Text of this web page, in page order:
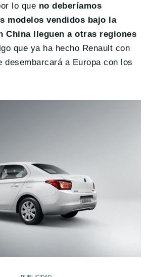
lo que no deberíamos
modelos vendidos bajo la
China lleguen a otras regiones
que ya ha hecho Renault con
desembarcará a Europa con los